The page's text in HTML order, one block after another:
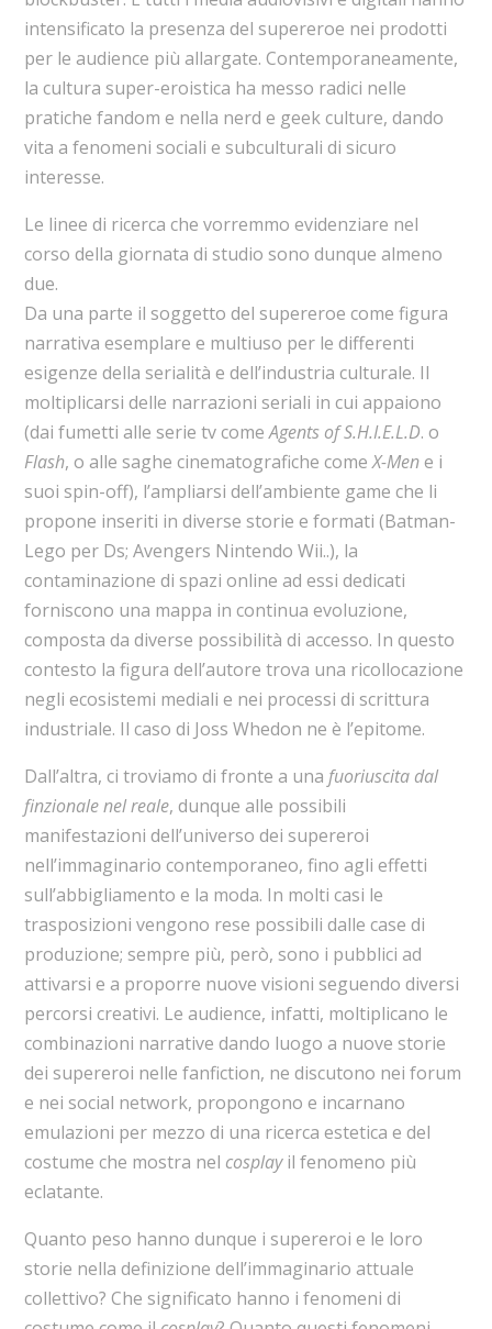
intensificato la presenza del supereroe nei prodotti
per le audience più allargate. Contemporaneamente,
la cultura super-eroistica ha messo radici nelle
pratiche fandom e nella nerd e geek culture, dando
vita a fenomeni sociali e subculturali di sicuro
interesse.
Le linee di ricerca che vorremmo evidenziare nel
corso della giornata di studio sono dunque almeno
due.
Da una parte il soggetto del supereroe come figura
narrativa esemplare e multiuso per le differenti
esigenze della serialità e dell’industria culturale. Il
moltiplicarsi delle narrazioni seriali in cui appaiono
(dai fumetti alle serie tv comeAgents of S.H.I.E.L.D. o
Flash, o alle saghe cinematografiche comeX-Mene i
suoi spin-off), l’ampliarsi dell’ambiente game che li
propone inseriti in diverse storie e formati (Batman-
Lego per Ds; Avengers Nintendo Wii..), la
contaminazione di spazi online ad essi dedicati
forniscono una mappa in continua evoluzione,
composta da diverse possibilità di accesso. In questo
contesto la figura dell’autore trova una ricollocazione
negli ecosistemi mediali e nei processi di scrittura
industriale. Il caso di Joss Whedon ne è l’epitome.
Dall’altra, ci troviamo di fronte a una fuoriuscita dal
finzionale nel reale, dunque alle possibili
manifestazioni dell’universo dei supereroi
nell’immaginario contemporaneo, fino agli effetti
sull’abbigliamento e la moda. In molti casi le
trasposizioni vengono rese possibili dalle case di
produzione; sempre più, però, sono i pubblici ad
attivarsi e a proporre nuove visioni seguendo diversi
percorsi creativi. Le audience, infatti, moltiplicano le
combinazioni narrative dando luogo a nuove storie
dei supereroi nelle fanfiction, ne discutono nei forum
e nei social network, propongono e incarnano
emulazioni per mezzo di una ricerca estetica e del
costume che mostra nel cosplayil fenomeno più
eclatante.
Quanto peso hanno dunque i supereroi e le loro
storie nella definizione dell’immaginario attuale
collettivo? Che significato hanno i fenomeni di